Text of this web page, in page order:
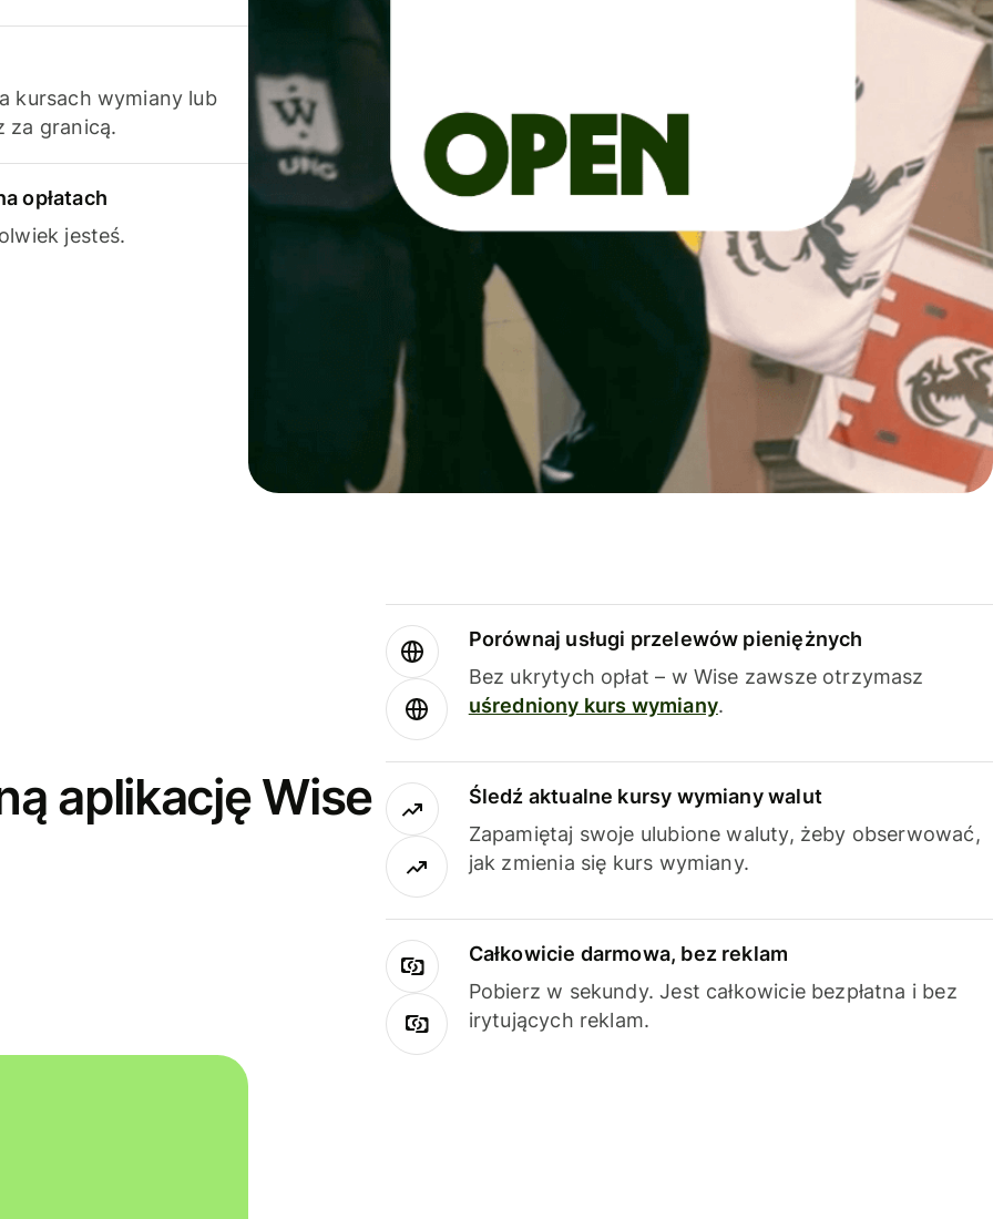
kursach wymiany lub
za granicą.
opłatach
jesteś.
aplikację Wise
Porównaj usługi przelewów pieniężnych
Bez ukrytych opłat – w Wise zawsze otrzymasz
uśredniony kurs wymiany.
Śledź aktualne kursy wymiany walut
Zapamiętaj swoje ulubione waluty, żeby obserwować,
jak zmienia się kurs wymiany.
Całkowicie darmowa, bez reklam
Pobierz w sekundy. Jest całkowicie bezpłatna i bez
irytujących reklam.